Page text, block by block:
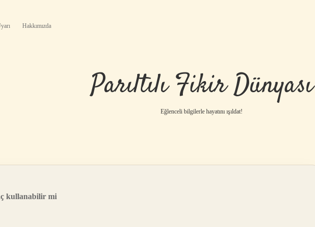
Hakkımızda
Parıltılı Fikir Dünyası
Eğlenceli bilgilerle hayatını ışıldat!
kullanabilir mi